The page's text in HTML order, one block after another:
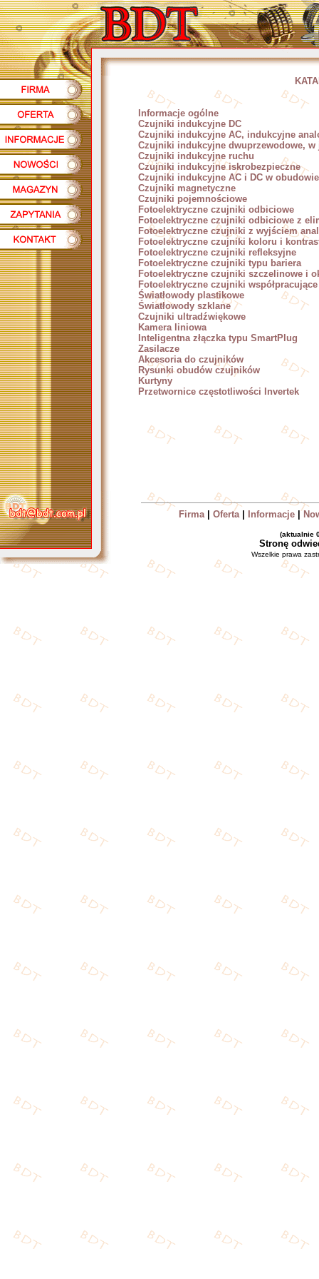
Informacje ogólne
Czujniki indukcyjne DC
Czujniki indukcyjne AC, indukcyjne
Czujniki indukcyjne dwuprzewodowe,
Czujniki indukcyjne ruchu
Czujniki indukcyjne iskrobezpieczne
Czujniki indukcyjne AC i DC w
Czujniki magnetyczne
Czujniki pojemnościowe
Fotoelektryczne czujniki odbiciowe
Fotoelektryczne czujniki odbiciowe z
Fotoelektryczne czujniki z wyjściem
Fotoelektryczne czujniki koloru i
Fotoelektryczne czujniki refleksyjne
Fotoelektryczne czujniki typu bariera
Fotoelektryczne czujniki szczelinowe i
Fotoelektryczne czujniki
Światłowody plastikowe
Światłowody szklane
Czujniki ultradźwiękowe
Kamera liniowa
Inteligentna złączka typu SmartPlug
Zasilacze
Akcesoria do czujników
Rysunki obudów czujników
Kurtyny
Przetwornice częstotliwości Invertek
Firma| Oferta| Informacje|
(aktualnie
Stronę
Wszelkie prawa